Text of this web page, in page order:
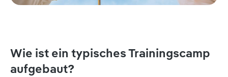
Wie ist ein typisches Trainingscamp
aufgebaut?